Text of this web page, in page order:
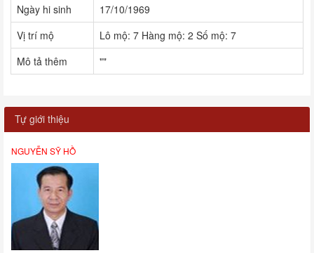
Ngày hi sinh
17/10/1969
Vị trí mộ
Lô mộ: 7 Hàng mộ: 2 Số mộ: 7
Mô tả thêm
""
Tự giới thiệu
NGUYỄN SỸ HỒ